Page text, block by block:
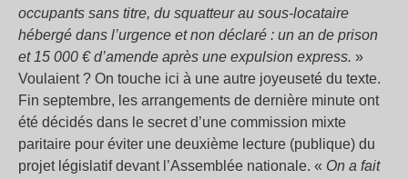
occupants sans titre, du squatteur au sous-locataire
hébergé dans l’urgence et non déclaré : un an de prison
et 15 000 € d’amende après une expulsion express. »
Voulaient ? On touche ici à une autre joyeuseté du texte.
Fin septembre, les arrangements de dernière minute ont
été décidés dans le secret d’une commission mixte
paritaire pour éviter une deuxième lecture (publique) du
projet législatif devant l’Assemblée nationale. « On a fait